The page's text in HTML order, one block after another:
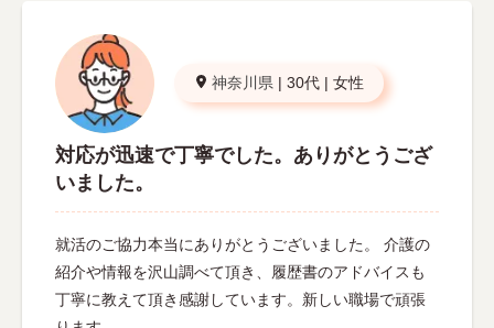
神奈川県 | 30代 | 女性
対応が迅速で丁寧でした。ありがとうござ
いました。
就活のご協力本当にありがとうございました。 介護の
紹介や情報を沢山調べて頂き、履歴書のアドバイスも
丁寧に教えて頂き感謝しています。新しい職場で頑張